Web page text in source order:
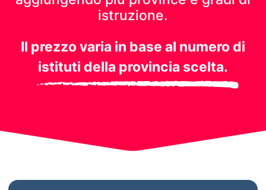
istruzione.
Il prezzo varia in base al numero di
istituti della provincia scelta.